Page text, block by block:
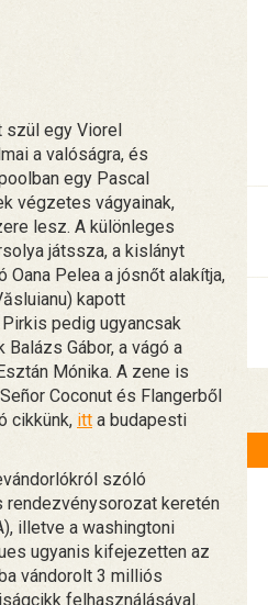
szül egy Viorel
a valóságra, és
egy Pascal
végzetes vágyainak,
lesz. A különleges
játssza, a kislányt
Oana Pelea a jósnőt alakítja,
kapott
pedig ugyancsak
Gábor, a vágó a
Mónika. A zene is
Coconut és Flangerből
cikkünk, itt a budapesti
szóló
rendezvénysorozat keretén
illetve a washingtoni
ugyanis kifejezetten az
vándorolt 3 milliós
felhasználásával.